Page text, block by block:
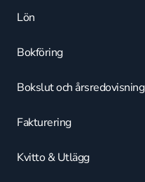
Lön
Bokföring
Bokslut och årsredovisning
Fakturering
Kvitto & Utlägg